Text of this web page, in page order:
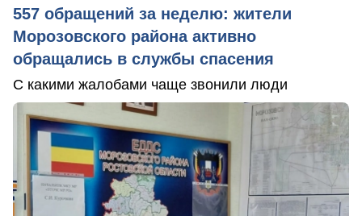
557 обращений за неделю: жители
Морозовского района активно
обращались в службы спасения
С какими жалобами чаще звонили люди